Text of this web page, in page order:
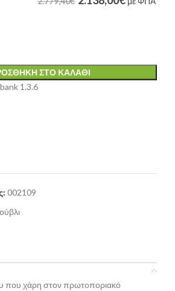
ΣΤΟ ΚΑΛΆΘΙ
002109
που χάρη στον πρωτοποριακό